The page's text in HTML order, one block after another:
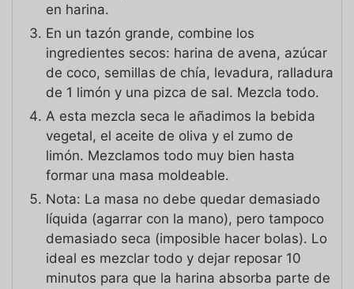
en harina.
En un tazón grande, combine los
ingredientes secos: harina de avena, azúcar
de coco, semillas de chía, levadura, ralladura
de 1 limón y una pizca de sal. Mezcla todo.
A esta mezcla seca le añadimos la bebida
vegetal, el aceite de oliva y el zumo de
limón. Mezclamos todo muy bien hasta
formar una masa moldeable.
Nota: La masa no debe quedar demasiado
líquida (agarrar con la mano), pero tampoco
demasiado seca (imposible hacer bolas). Lo
ideal es mezclar todo y dejar reposar 10
minutos para que la harina absorba parte de